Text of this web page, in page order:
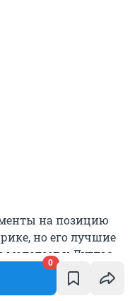
0
на позицию
но его лучшие
молодеет и Дуглас
на чемпионат
мотивация может